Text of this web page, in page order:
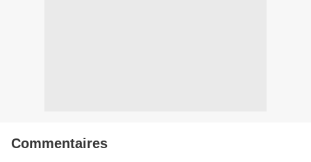
Commentaires